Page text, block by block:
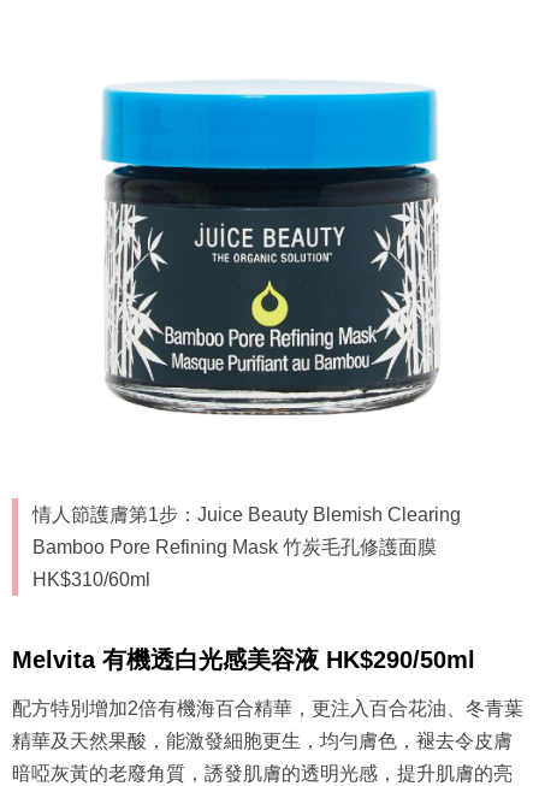
情人節護膚第1步：Juice Beauty Blemish Clearing
Bamboo Pore Refining Mask 竹炭毛孔修護面膜
HK$310/60ml
Melvita 有機透白光感美容液 HK$290/50ml
配方特別增加2倍有機海百合精華，更注入百合花油、冬青葉
精華及天然果酸，能激發細胞更生，均勻膚色，褪去令皮膚
暗啞灰黃的老廢角質，誘發肌膚的透明光感，提升肌膚的亮